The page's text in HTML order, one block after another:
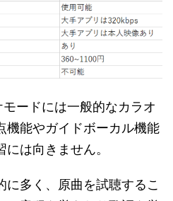
ードには一般的なカラオ
機能やガイドボーカル機能
は向きません。
に多く、原曲を試聴するこ